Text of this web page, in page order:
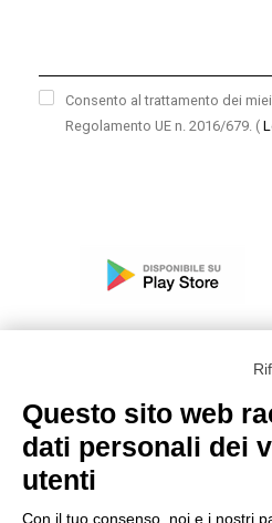
Consento al trattamento dei
Regolamento UE n. 2016/679. (
Modello organizzativo,
231/
Questo sito web
dati personali dei
utenti
Con il tuo consenso, noi e i nostri